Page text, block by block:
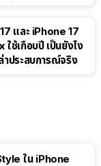
และ iPhone 17
ใช้เกือบปี เป็นยังไง
าประสบการณ์จริง
ใน iPhone